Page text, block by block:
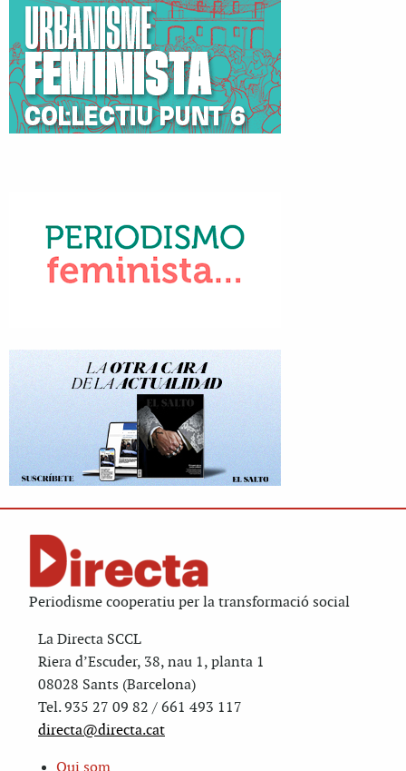
Periodisme cooperatiu per la transformació social
La Directa SCCL
Riera d’Escuder, 38, nau 1, planta 1
08028 Sants (Barcelona)
Tel. 935 27 09 82 / 661 493 117
directa@directa.cat